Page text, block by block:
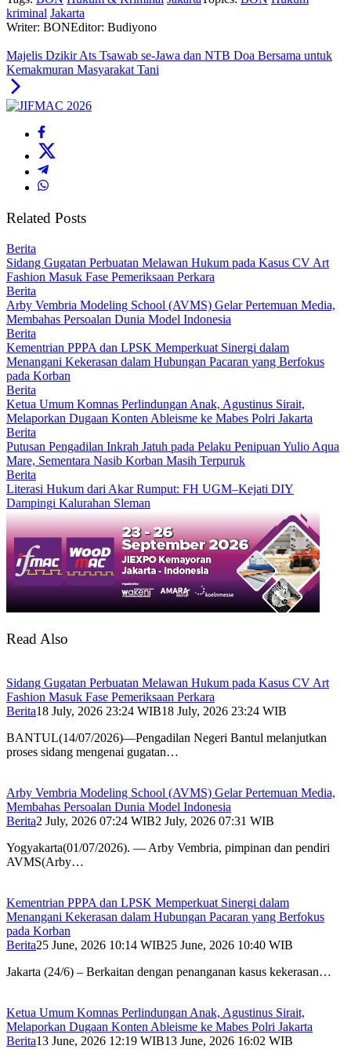
kriminal Jakarta
Writer: BONEditor: Budiyono
Majelis Dzikir Ats Tsawab se-Jawa dan NTB Doa Bersama untuk
Kemakmuran Masyarakat Tani
Related Posts
Berita
Sidang Gugatan Perbuatan Melawan Hukum pada Kasus CV Art
Fashion Masuk Fase Pemeriksaan Perkara
Berita
Arby Vembria Modeling School (AVMS) Gelar Pertemuan Media,
Membahas Persoalan Dunia Model Indonesia
Berita
Kementrian PPPA dan LPSK Memperkuat Sinergi dalam
Menangani Kekerasan dalam Hubungan Pacaran yang Berfokus
pada Korban
Berita
Ketua Umum Komnas Perlindungan Anak, Agustinus Sirait,
Melaporkan Dugaan Konten Ableisme ke Mabes Polri Jakarta
Berita
Putusan Pengadilan Inkrah Jatuh pada Pelaku Penipuan Yulio Aqua
Mare, Sementara Nasib Korban Masih Terpuruk
Berita
Literasi Hukum dari Akar Rumput: FH UGM–Kejati DIY
Dampingi Kalurahan Sleman
Read Also
Sidang Gugatan Perbuatan Melawan Hukum pada Kasus CV Art
Fashion Masuk Fase Pemeriksaan Perkara
Berita18 July, 2026 23:24 WIB18 July, 2026 23:24 WIB
BANTUL(14/07/2026)—Pengadilan Negeri Bantul melanjutkan
proses sidang mengenai gugatan…
Arby Vembria Modeling School (AVMS) Gelar Pertemuan Media,
Membahas Persoalan Dunia Model Indonesia
Berita2 July, 2026 07:24 WIB2 July, 2026 07:31 WIB
Yogyakarta(01/07/2026). — Arby Vembria, pimpinan dan pendiri
AVMS(Arby…
Kementrian PPPA dan LPSK Memperkuat Sinergi dalam
Menangani Kekerasan dalam Hubungan Pacaran yang Berfokus
pada Korban
Berita25 June, 2026 10:14 WIB25 June, 2026 10:40 WIB
Jakarta (24/6) – Berkaitan dengan penanganan kasus kekerasan…
Ketua Umum Komnas Perlindungan Anak, Agustinus Sirait,
Melaporkan Dugaan Konten Ableisme ke Mabes Polri Jakarta
Berita13 June, 2026 12:19 WIB13 June, 2026 16:02 WIB